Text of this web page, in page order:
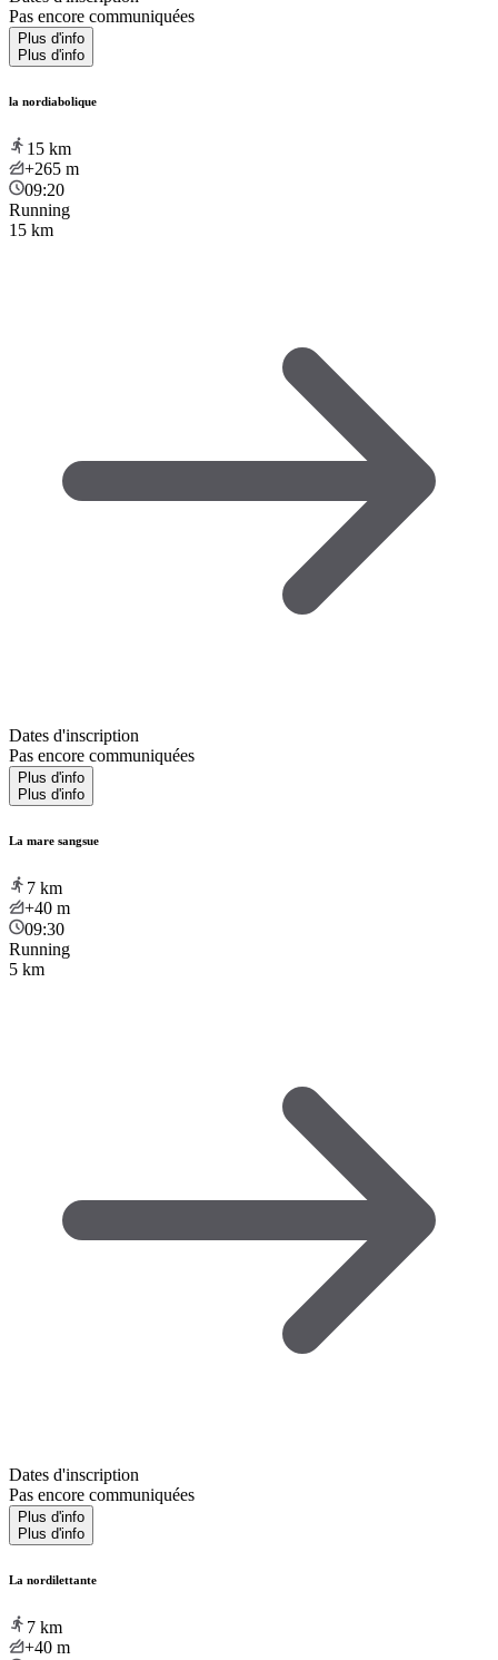
Pas encore communiquées
Plus d'info
Plus d'info
la nordiabolique
15 km
+265 m
09:20
Running
15 km
Dates d'inscription
Pas encore communiquées
Plus d'info
Plus d'info
La mare sangsue
7 km
+40 m
09:30
Running
5 km
Dates d'inscription
Pas encore communiquées
Plus d'info
Plus d'info
La nordilettante
7 km
+40 m